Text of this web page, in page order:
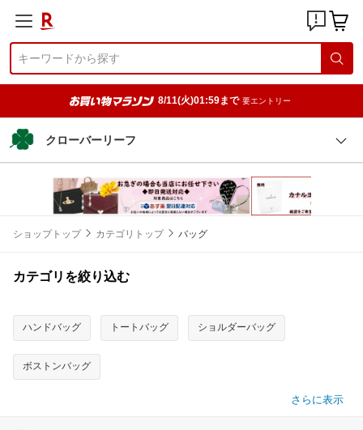
8/11(火)01:59まで 要エントリー
クローバーリーフ
ショップトップ カテゴリトップ バッグ
カテゴリを絞り込む
ハンドバッグ トートバッグ ショルダーバッグ
ボストンバッグ
さらに表示